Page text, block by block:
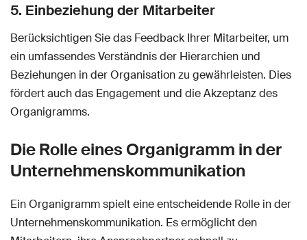
5. Einbeziehung der Mitarbeiter
Berücksichtigen Sie das Feedback Ihrer Mitarbeiter, um
ein umfassendes Verständnis der Hierarchien und
Beziehungen in der Organisation zu gewährleisten. Dies
fördert auch das Engagement und die Akzeptanz des
Organigramms.
Die Rolle eines Organigramm in der
Unternehmenskommunikation
Ein Organigramm spielt eine entscheidende Rolle in der
Unternehmenskommunikation. Es ermöglicht den